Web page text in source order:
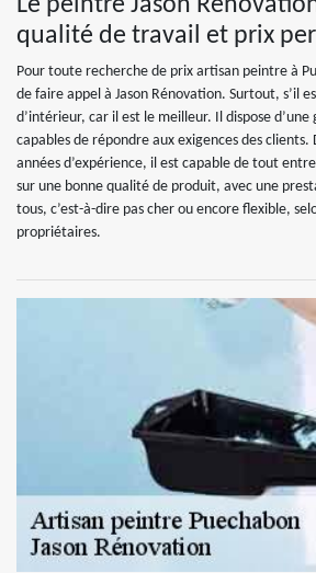
Le peintre Jason
qualité de travail et prix
Pour toute recherche de prix artisan peintre à
de faire appel à Jason Rénovation. Surtout, s’il
d’intérieur, car il est le meilleur. Il dispose d’une
capables de répondre aux exigences des clients.
années d’expérience, il est capable de tout
sur une bonne qualité de produit, avec une
tous, c’est-à-dire pas cher ou encore flexible,
propriétaires.